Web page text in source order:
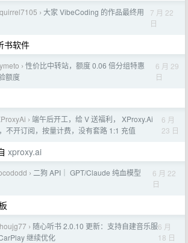
› 大家 VibeCoding 的作品最终用
7 月 22
日
书软件
› 性价比中转站，额度 0.06 倍分组特惠
额度
6 月 29
日
› 端午后开工，给 V 送福利， XProxy.Ai
不开订阅，按量计费，没有套路 1:1 充值
6 月
23 日
xproxy.ai
› 二狗 API｜ GPT/Claude 纯血模型
6 月 22
日
› 随心听书 2.0.10 更新：支持自建音乐服
继续优化
6 月
18 日